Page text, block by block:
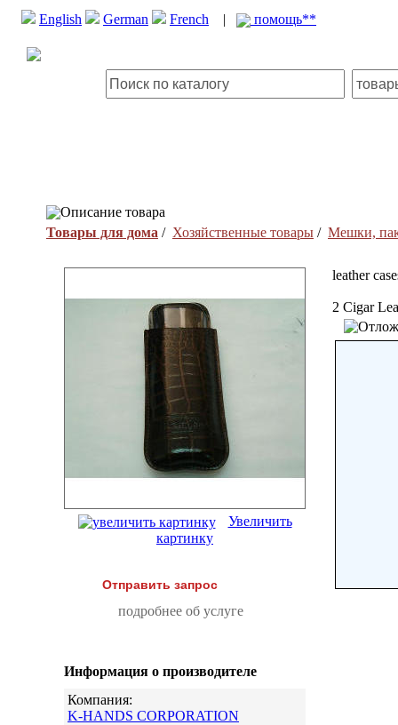
English German French | помощь**
Описание товара
Товары для дома / Хозяйственные товары / Мешки,
Увеличить
картинку
Отправить запрос
подробнее об услуге
Информация о производителе
Компания:
K-HANDS CORPORATION
leather
2 Cigar